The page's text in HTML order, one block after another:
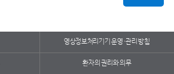
영상정보처리기기 운영·관리 방침
환자의 권리와 의무